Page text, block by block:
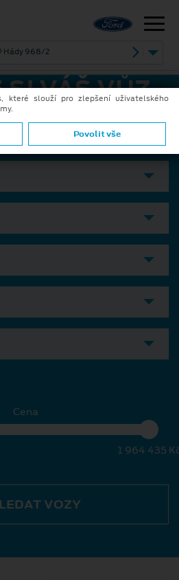
Hády 968/2
SI VÁŠ VŮZ
Cena
1 964 435
VOZY
které slouží pro zlepšení uživatelského
Povolit vše